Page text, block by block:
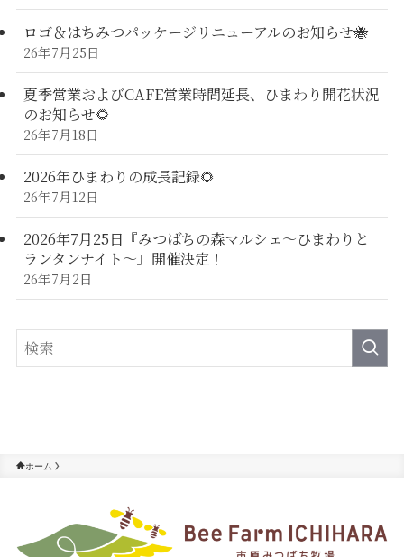
ロゴ＆はちみつパッケージリニューアルのお知らせ🐝
26年7月25日
夏季営業およびCAFE営業時間延長、ひまわり開花状況
のお知らせ🌻
26年7月18日
2026年ひまわりの成長記録🌻
26年7月12日
2026年7月25日『みつばちの森マルシェ～ひまわりと
ランタンナイト～』開催決定！
26年7月2日
ホーム